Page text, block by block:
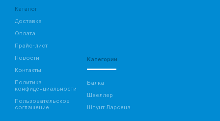
Каталог
Доставка
Оплата
Прайс-лист
Новости
Контакты
Политика
конфиденциальности
Пользовательское
соглашение
Категории
Балка
Швеллер
Шпунт Ларсена